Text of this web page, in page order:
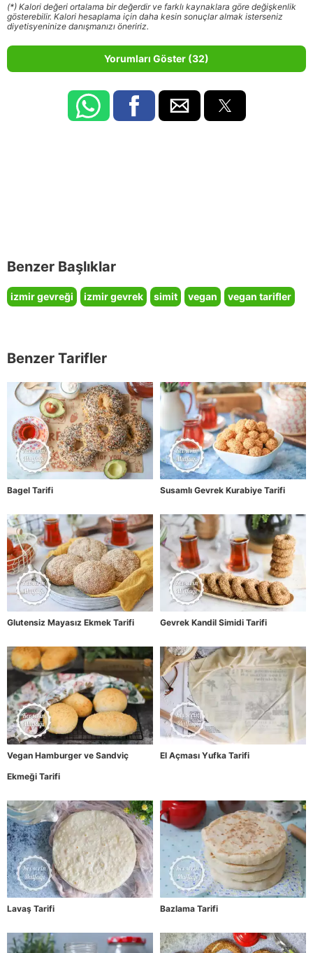
(*) Kalori değeri ortalama bir değerdir ve farklı kaynaklara göre değişkenlik
gösterebilir. Kalori hesaplama için daha kesin sonuçlar almak isterseniz
diyetisyeninize danışmanızı öneririz.
Yorumları Göster (32)
Benzer Başlıklar
izmir gevreği izmir gevrek simit vegan vegan tarifler
Benzer Tarifler
Bagel Tarifi Susamlı Gevrek Kurabiye Tarifi
Glutensiz Mayasız Ekmek Tarifi Gevrek Kandil Simidi Tarifi
Vegan Hamburger ve Sandviç
Ekmeği Tarifi
El Açması Yufka Tarifi
Lavaş Tarifi Bazlama Tarifi